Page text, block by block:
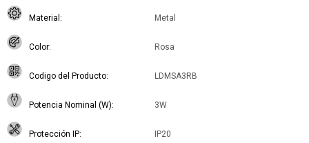
Material Metal
Color Rosa
Codigo del Producto LDMSA3RB
Potencia Nominal (W) 3W
Protección IP IP20